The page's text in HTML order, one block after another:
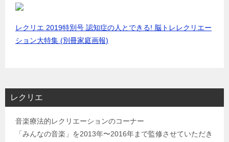
レクリエ 2019特別号 認知症の人とできる! 脳トレレクリエー
ション大特集 (別冊家庭画報)
レクリエ
音楽療法的レクリエーションのコーナー
「みんなの音楽」を2013年〜2016年まで監修させていただき